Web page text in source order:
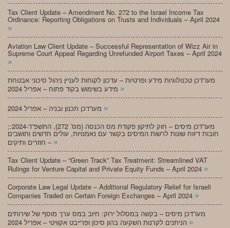
Tax Client Update – Amendment No. 272 to the Israel Income Tax
Ordinance: Reporting Obligations on Trusts and Individuals – April 2024
»
Aviation Law Client Update – Successful Representation of Wizz Air in
Supreme Court Appeal Regarding Unrefunded Airport Taxes – April 2024
»
מעו”דכן טכנולוגיות מידע ופרטיות – עדכון לקוחות לעניין ניהול סיכוני אבטחת
»
»
;מעו”דכן מיסים – חוק לתיקון פקודת מס הכנסה (מס’ 272), התשפ”ד-2024:
חובות דיווח שונות לרשות המיסים בקשר עם נאמנויות, עולים חדשים ותושבים
חוזרים ותיקים – »
Tax Client Update – “Green Track” Tax Treatment: Streamlined VAT
Rulings for Venture Capital and Private Equity Funds – April 2024 »
Corporate Law Legal Update – Additional Regulatory Relief for Israeli
Companies Traded on Certain Foreign Exchanges – April 2024 »
מעו”דכן מיסים – בקשה במסלול ירוק: חיוב במס ערך מוסף של שירותים
»